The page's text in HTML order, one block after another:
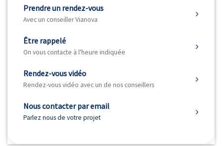
Prendre un rendez-vous
Avec un conseiller Vianova
Être rappelé
On vous contacte à l'heure indiquée
Rendez-vous vidéo
Rendez-vous vidéo avec un de nos conseillers
Nous contacter par email
Parlez nous de votre projet